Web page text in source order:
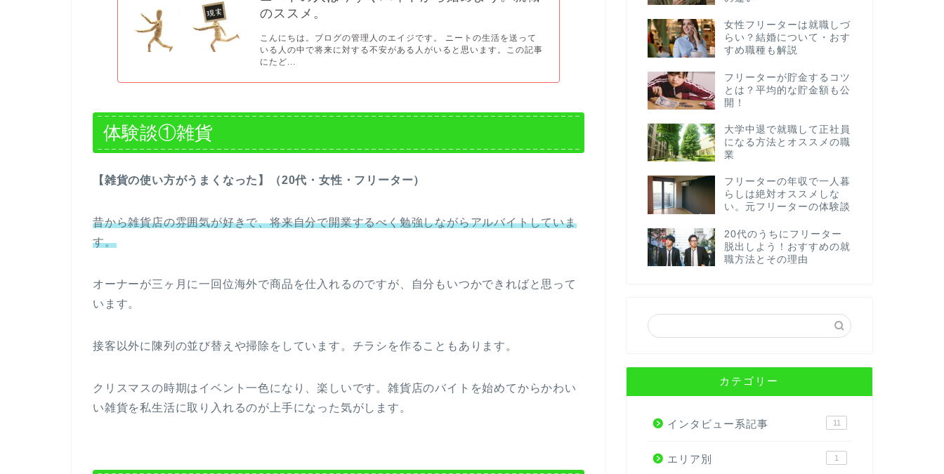
のススメ。
こんにちは。ブログの管理人のエイジです。 ニートの生活を送って
いる人の中で将来に対する不安がある人がいると思います。この記事
にたど...
体験談①雑貨
【雑貨の使い方がうまくなった】（20代・女性・フリーター）
昔から雑貨店の雰囲気が好きで、将来自分で開業するべく勉強しながらアルバイトしていま
す。
オーナーが三ヶ月に一回位海外で商品を仕入れるのですが、自分もいつかできればと思って
います。
接客以外に陳列の並び替えや掃除をしています。チラシを作ることもあります。
クリスマスの時期はイベント一色になり、楽しいです。雑貨店のバイトを始めてからかわい
い雑貨を私生活に取り入れるのが上手になった気がします。
女性フリーターは就職しづ
らい？結婚について・おす
すめ職種も解説
フリーターが貯金するコツ
とは？平均的な貯金額も公
開！
大学中退で就職して正社員
になる方法とオススメの職
業
フリーターの年収で一人暮
らしは絶対オススメしな
い。元フリーターの体験談
20代のうちにフリーター
脱出しよう！おすすめの就
職方法とその理由
カテゴリー
インタビュー系記事 11
エリア別 1